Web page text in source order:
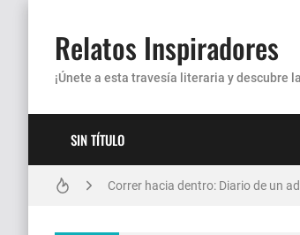
Relatos Inspiradores
¡Únete a esta travesía literaria y descubre
SIN TÍTULOEl Relojero de los Sueños
Correr hacia dentro: Diario de un